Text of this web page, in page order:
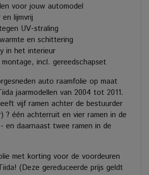
voor jouw automodel
lijmvrij
UV-straling
en schittering
in het interieur
montage, incl. gereedschapset
auto raamfolie op maat
jaarmodellen van 2004 tot 2011.
vijf ramen achter de bestuurder
? één achterruit en vier ramen in de
en daarnaast twee ramen in de
met korting voor de voordeuren
(Deze gereduceerde prijs geldt